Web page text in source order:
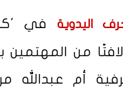
اليدوية في
لافتًا من المهتمين
أم عبدالله